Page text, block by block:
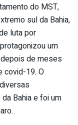
do MST,
sul da Bahia,
luta por
um
de meses
covid-19. O
Bahia e foi um